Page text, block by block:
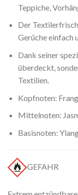
Teppiche,
Der
Gerüche einfach
Dank seiner
überdeckt,
Textilien.
Kopfnoten:
Mittelnoten:
Basisnoten:
GEFAHR